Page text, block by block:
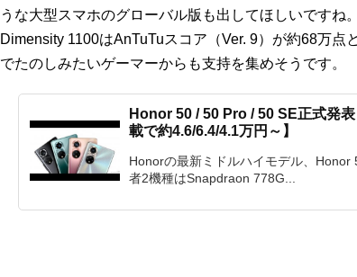
うな大型スマホのグローバル版も出してほしいですね
Dimensity 1100はAnTuTuスコア（Ver. 9）が約68万点
でたのしみたいゲーマーからも支持を集めそうです。
Honor 50 / 50 Pro / 50 SE正式発
載で約4.6/6.4/4.1万円～】
Honorの最新ミドルハイモデル、
者2機種はSnapdraon 778G...